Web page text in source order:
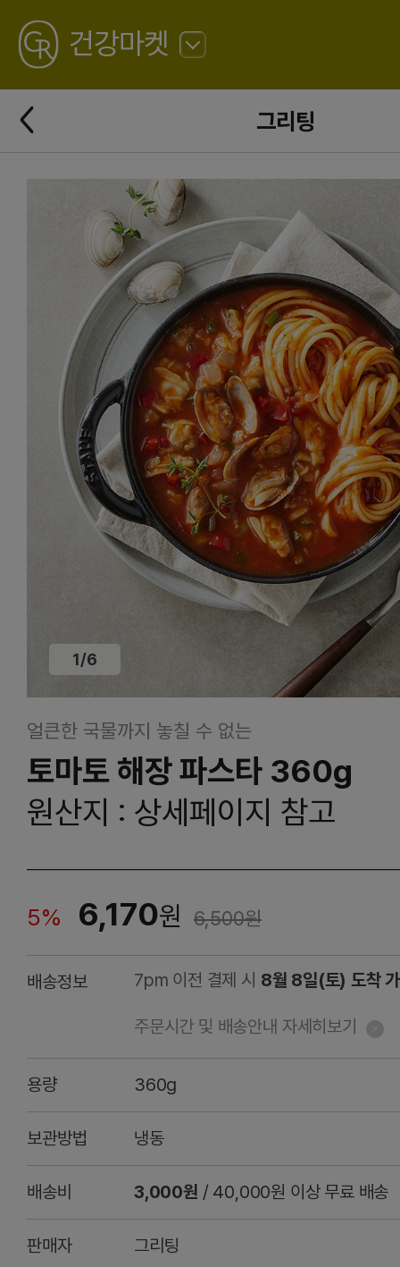
GREATING
건강마켓
로
그리팅
뒤
로
가
1/6
얼큰한 국물까지 놓칠 수 없는
토마토 해장 파스타 360g
원산지 : 상세페이지 참고
5% 6,170원 6,500원
배송정보 7pm 이전 결제 시 8월 8일(토) 도착
주문시간 및 배송안내 자세히보기
용량 360g
보관방법 냉동
배송비 3,000원 / 40,000원 이상 무료 배송
판매자 그리팅